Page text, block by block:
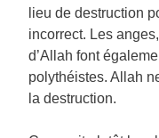
lieu de destruction
incorrect. Les
d’Allah font
polythéistes. Allah
la destruction.